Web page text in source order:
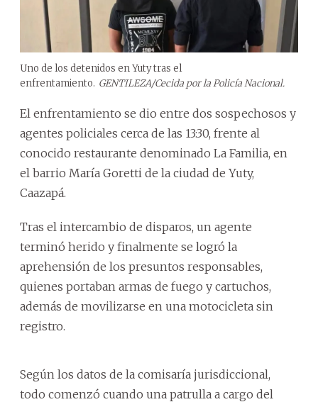
Uno de los detenidos en Yuty tras el
enfrentamiento. GENTILEZA/Cecida por la Policía Nacional.
El enfrentamiento se dio entre dos sospechosos y
agentes policiales cerca de las 13:30, frente al
conocido restaurante denominado La Familia, en
el barrio María Goretti de la ciudad de Yuty,
Caazapá.
Tras el intercambio de disparos, un agente
terminó herido y finalmente se logró la
aprehensión de los presuntos responsables,
quienes portaban armas de fuego y cartuchos,
además de movilizarse en una motocicleta sin
registro.
Según los datos de la comisaría jurisdiccional,
todo comenzó cuando una patrulla a cargo del